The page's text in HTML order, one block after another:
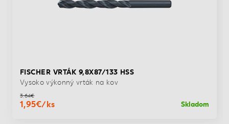
FISCHER VRTÁK 9,8X87/133 HSS
Vysoko výkonný vrták na kov
3,64€
1,95€/ks Skladom